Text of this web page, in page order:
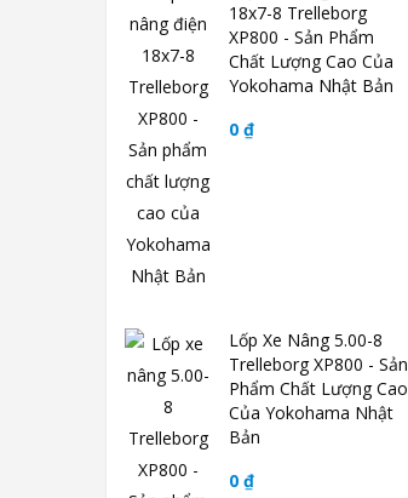
18x7-8 Trelleborg
XP800 - Sản Phẩm
Chất Lượng Cao Của
Yokohama Nhật Bản
0 ₫
Lốp Xe Nâng 5.00-8
Trelleborg XP800 - Sản
Phẩm Chất Lượng Cao
Của Yokohama Nhật
Bản
0 ₫